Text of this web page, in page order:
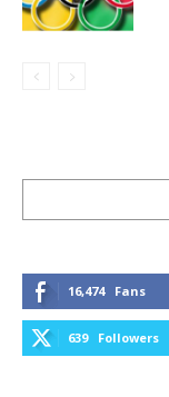
16,474 Fans
639 Followers